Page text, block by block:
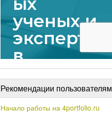
Рекомендации пользователям
Начало работы на 4portfolio.ru